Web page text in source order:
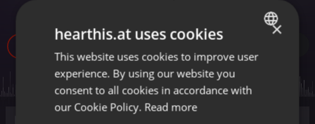
desenvolvimento
ENGLISH
GERMAN
×
hearthis.at uses cookies
This website uses cookies to improve user
experience. By using our website you
consent to all cookies in accordance with
our Cookie Policy. Read more